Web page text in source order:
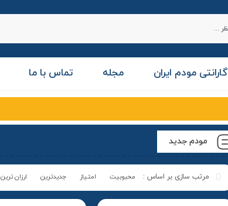
گارانتی مودم ایران مجله تماس با ما
مودم جدید
محبوبیت امتیاز جدیدترین ارزان ترین